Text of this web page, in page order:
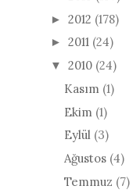
► 2012 (178)
► 2011 (24)
▼ 2010 (24)
Kasım (1)
Ekim (1)
Eylül (3)
Ağustos (4)
Temmuz (7)